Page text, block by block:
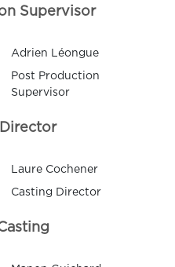
Supervisor
Adrien Léongue
Post Production
Supervisor
Laure Cochener
Casting Director